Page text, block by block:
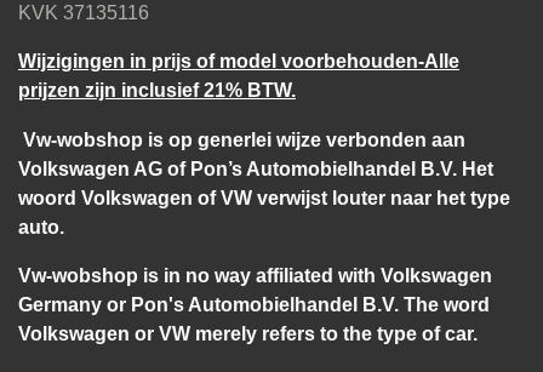
KVK 37135116
Wijzigingen in prijs of model voorbehouden-Alle
prijzen zijn inclusief 21% BTW.
Vw-wobshop is op generlei wijze verbonden aan
Volkswagen AG of Pon’s Automobielhandel B.V. Het
woord Volkswagen of VW verwijst louter naar het type
auto.
Vw-wobshop is in no way affiliated with Volkswagen
Germany or Pon's Automobielhandel B.V. The word
Volkswagen or VW merely refers to the type of car.